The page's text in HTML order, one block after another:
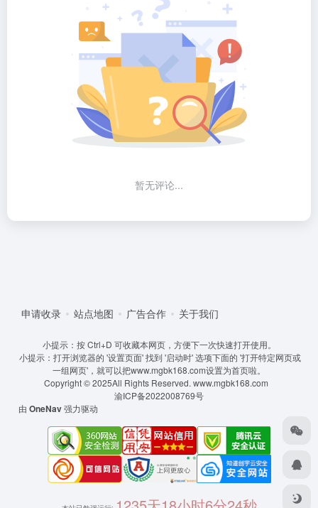
暂无评论...
申请收录 站点地图 广告合作 关于我们
小提示：按 Ctrl+D 可收藏本网页，方便下一次快速打开使用。
小提示：打开浏览器的 '设置页面' 找到 '启动时' 选项下面的 '打开特定网页或
一组网页'，就可以把www.mgbk168.com设置为首页啦。
Copyright © 2025All Rights Reserved. www.mgbk168.com
渝ICP备2022008769号
由 OneNav强力驱动